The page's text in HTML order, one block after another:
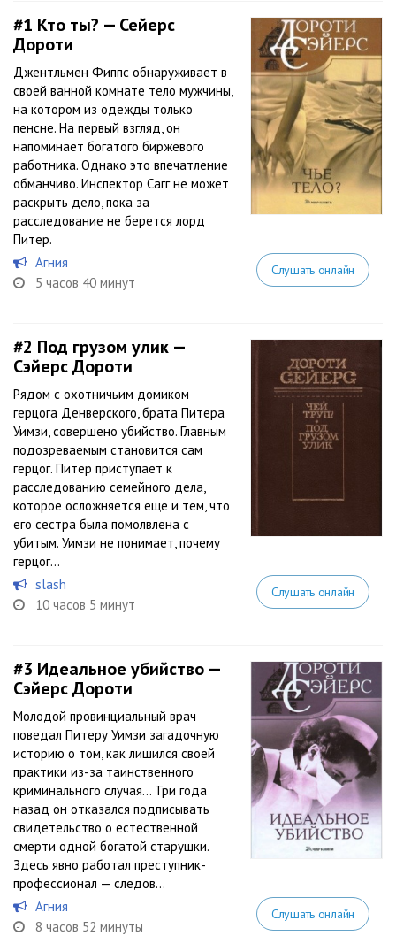
#1 Кто ты? — Сейерс
Дороти
Джентльмен Фиппс обнаруживает в
своей ванной комнате тело мужчины,
на котором из одежды только
пенсне. На первый взгляд, он
напоминает богатого биржевого
работника. Однако это впечатление
обманчиво. Инспектор Сагг не может
раскрыть дело, пока за
расследование не берется лорд
Питер.
Агния
5 часов 40 минут
Слушать онлайн
#2 Под грузом улик —
Сэйерс Дороти
Рядом с охотничьим домиком
герцога Денверского, брата Питера
Уимзи, совершено убийство. Главным
подозреваемым становится сам
герцог. Питер приступает к
расследованию семейного дела,
которое осложняется еще и тем, что
его сестра была помолвлена с
убитым. Уимзи не понимает, почему
герцог...
slash
10 часов 5 минут
Слушать онлайн
#3 Идеальное убийство —
Сэйерс Дороти
Молодой провинциальный врач
поведал Питеру Уимзи загадочную
историю о том, как лишился своей
практики из-за таинственного
криминального случая… Три года
назад он отказался подписывать
свидетельство о естественной
смерти одной богатой старушки.
Здесь явно работал преступник-
профессионал — следов...
Агния
8 часов 52 минуты
Слушать онлайн